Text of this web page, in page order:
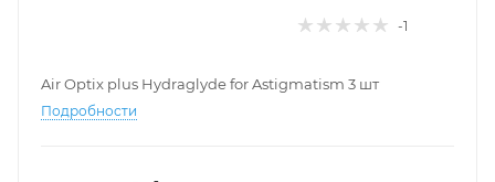
-1
Air Optix plus Hydraglyde for Astigmatism 3 шт
Подробности